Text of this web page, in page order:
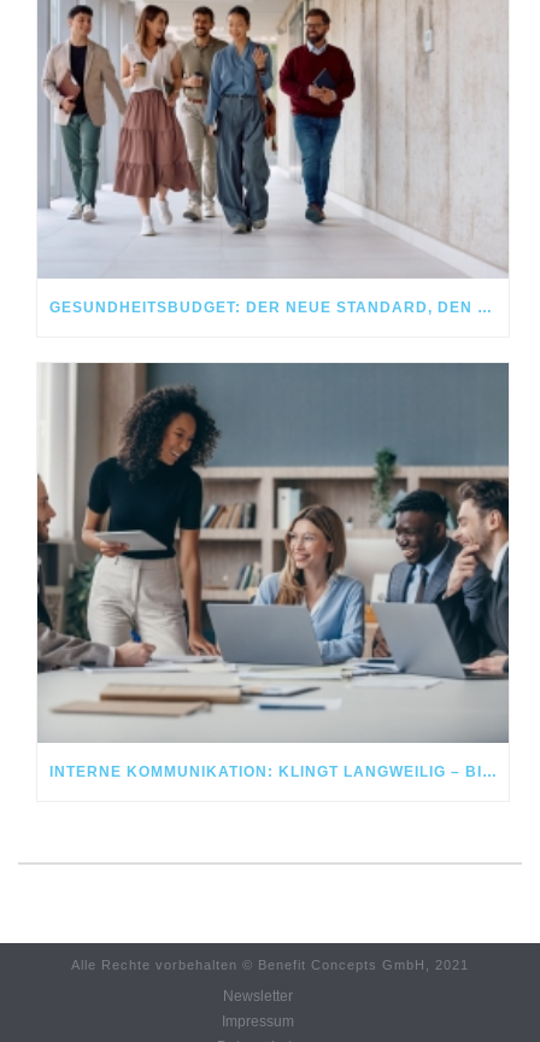
GESUNDHEITSBUDGET: DER NEUE STANDARD, DEN MITARBEITENDE HEUTE ERWARTEN
INTERNE KOMMUNIKATION: KLINGT LANGWEILIG – BIS SIE FUNKTIONIERT UND IHR HR-TEAM ENTLASTET
Alle Rechte vorbehalten © Benefit Concepts GmbH, 2021
Newsletter
Impressum